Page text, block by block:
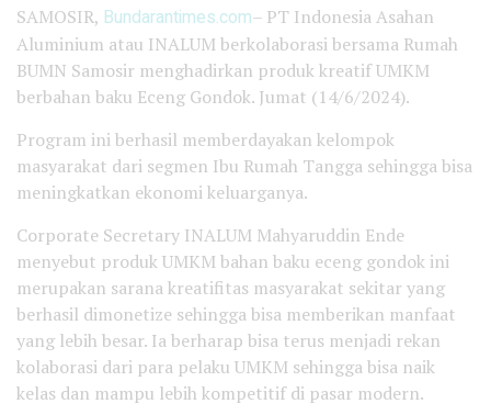
SAMOSIR, Bundarantimes.com– PT Indonesia Asahan
Aluminium atau INALUM berkolaborasi bersama Rumah
BUMN Samosir menghadirkan produk kreatif UMKM
berbahan baku Eceng Gondok. Jumat (14/6/2024).
Program ini berhasil memberdayakan kelompok
masyarakat dari segmen Ibu Rumah Tangga sehingga bisa
meningkatkan ekonomi keluarganya.
Corporate Secretary INALUM Mahyaruddin Ende
menyebut produk UMKM bahan baku eceng gondok ini
merupakan sarana kreatifitas masyarakat sekitar yang
berhasil dimonetize sehingga bisa memberikan manfaat
yang lebih besar. Ia berharap bisa terus menjadi rekan
kolaborasi dari para pelaku UMKM sehingga bisa naik
kelas dan mampu lebih kompetitif di pasar modern.